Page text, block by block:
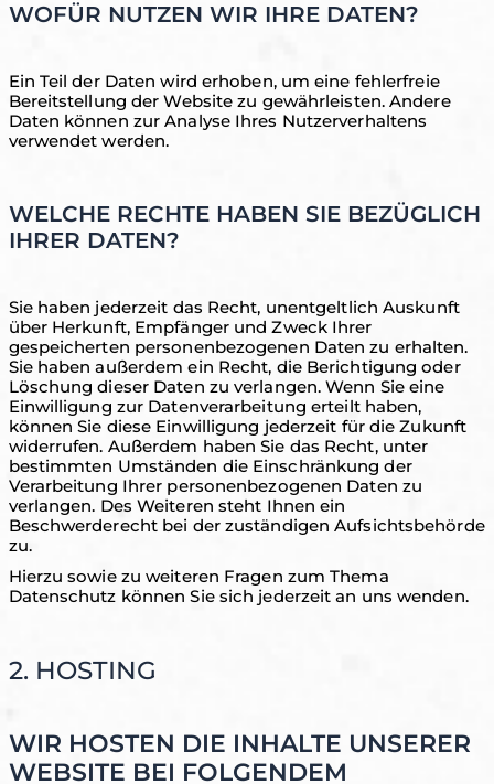
WOFÜR NUTZEN WIR IHRE DATEN?
Ein Teil der Daten wird erhoben, um eine fehlerfreie
Bereitstellung der Website zu gewährleisten. Andere
Daten können zur Analyse Ihres Nutzerverhaltens
verwendet werden.
WELCHE RECHTE HABEN SIE BEZÜGLICH
IHRER DATEN?
Sie haben jederzeit das Recht, unentgeltlich Auskunft
über Herkunft, Empfänger und Zweck Ihrer
gespeicherten personenbezogenen Daten zu erhalten.
Sie haben außerdem ein Recht, die Berichtigung oder
Löschung dieser Daten zu verlangen. Wenn Sie eine
Einwilligung zur Datenverarbeitung erteilt haben,
können Sie diese Einwilligung jederzeit für die Zukunft
widerrufen. Außerdem haben Sie das Recht, unter
bestimmten Umständen die Einschränkung der
Verarbeitung Ihrer personenbezogenen Daten zu
verlangen. Des Weiteren steht Ihnen ein
Beschwerderecht bei der zuständigen Aufsichtsbehörde
zu.
Hierzu sowie zu weiteren Fragen zum Thema
Datenschutz können Sie sich jederzeit an uns wenden.
2. HOSTING
WIR HOSTEN DIE INHALTE UNSERER
WEBSITE BEI FOLGENDEM